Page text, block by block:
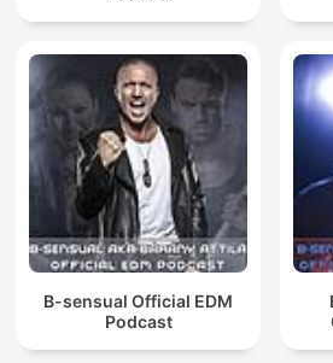
B-sensual Official EDM
Podcast